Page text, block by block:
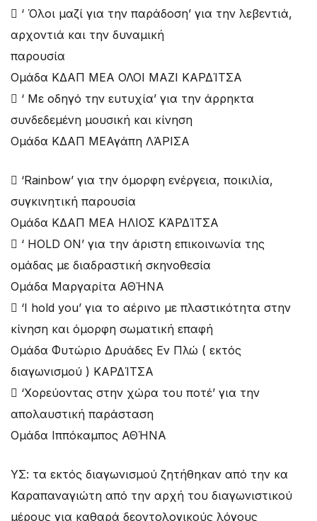
 ‘ Όλοι μαζί για την παράδοση’ για την λεβεντιά,
αρχοντιά και την δυναμική
παρουσία
Ομάδα ΚΔΑΠ ΜΕΑ ΟΛΟΙ ΜΑΖΙ ΚΑΡΔΊΤΣΑ
 ‘ Με οδηγό την ευτυχία’ για την άρρηκτα
συνδεδεμένη μουσική και κίνηση
Ομάδα KΔΑΠ ΜΕΑγάπη ΛΆΡΙΣΑ
 ‘Rainbow’ για την όμορφη ενέργεια, ποικιλία,
συγκινητική παρουσία
Ομάδα ΚΔΑΠ ΜΕΑ ΗΛΙΟΣ ΚΆΡΔΊΤΣΑ
 ‘ HOLD ON’ για την άριστη επικοινωνία της
ομάδας με διαδραστική σκηνοθεσία
Ομάδα Μαργαρίτα ΑΘΉΝΑ
 ‘I hold you’ για το αέρινο με πλαστικότητα στην
κίνηση και όμορφη σωματική επαφή
Ομάδα Φυτώριο Δρυάδες Εν Πλώ ( εκτός
διαγωνισμού ) ΚΑΡΔΊΤΣΑ
 ‘Χορεύοντας στην χώρα του ποτέ’ για την
απολαυστική παράσταση
Ομάδα Ιππόκαμπος ΑΘΉΝΑ
ΥΣ: τα εκτός διαγωνισμού ζητήθηκαν από την κα
Καραπαναγιώτη από την αρχή του διαγωνιστικού
μέρους για καθαρά δεοντολογικούς λόγους